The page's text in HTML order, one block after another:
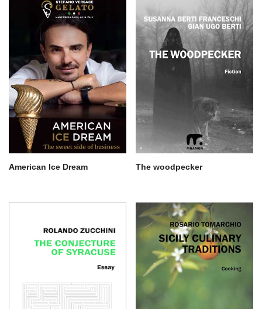
American Ice Dream The woodpecker